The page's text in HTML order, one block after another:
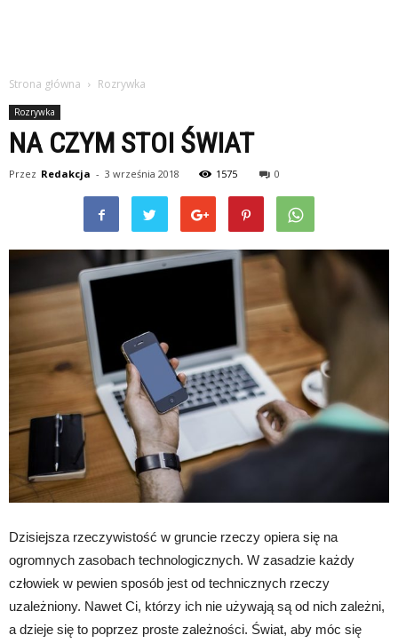
Strona główna Rozrywka
Rozrywka
NA CZYM STOI ŚWIAT
Przez Redakcja - 3 września 2018 1575 0
Dzisiejsza rzeczywistość w gruncie rzeczy opiera się na
ogromnych zasobach technologicznych. W zasadzie każdy
człowiek w pewien sposób jest od technicznych rzeczy
uzależniony. Nawet Ci, którzy ich nie używają są od nich zależni,
a dzieje się to poprzez proste zależności. Świat, aby móc się